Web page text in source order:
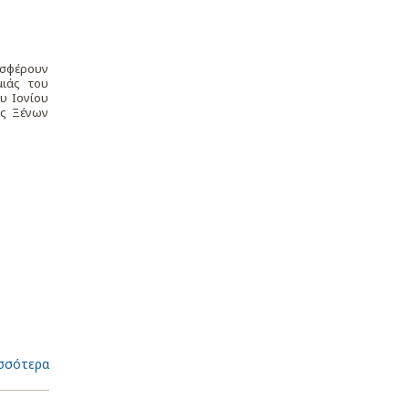
του
Ιονίου
Ξένων